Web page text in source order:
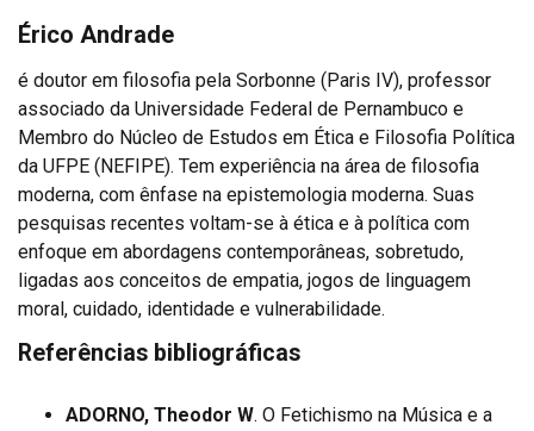
Érico Andrade
é doutor em filosofia pela Sorbonne (Paris IV), professor
associado da Universidade Federal de Pernambuco e
Membro do Núcleo de Estudos em Ética e Filosofia Política
da UFPE (NEFIPE). Tem experiência na área de filosofia
moderna, com ênfase na epistemologia moderna. Suas
pesquisas recentes voltam-se à ética e à política com
enfoque em abordagens contemporâneas, sobretudo,
ligadas aos conceitos de empatia, jogos de linguagem
moral, cuidado, identidade e vulnerabilidade.
Referências bibliográficas
ADORNO, Theodor W. O Fetichismo na Música e a